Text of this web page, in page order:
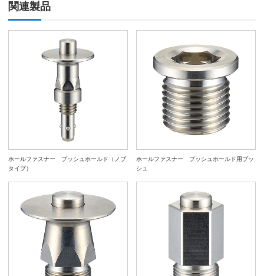
関連製品
ホールファスナー プッシュホールド（ノブ
タイプ）
ホールファスナー プッシュホールド用ブッ
シュ